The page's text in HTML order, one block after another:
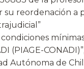
su reordenación
(PIAGE-
Autónoma de